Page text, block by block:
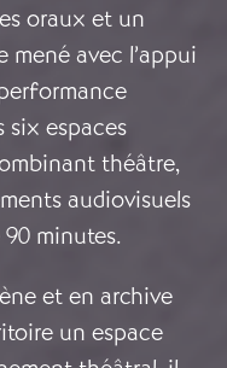
oraux et un
avec l’appui
six espaces
théâtre,
audiovisuels
minutes.
et en archive
un espace